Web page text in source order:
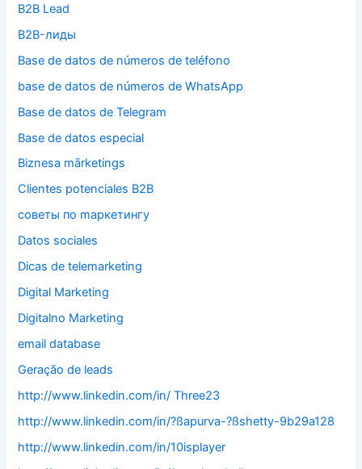
B2B Lead
B2B-лиды
Base de datos de números de teléfono
base de datos de números de WhatsApp
Base de datos de Telegram
Base de datos especial
Biznesa mārketings
Clientes potenciales B2B
cоветы по mаркетингу
Datos sociales
Dicas de telemarketing
Digital Marketing
Digitalno Marketing
email database
Geração de leads
http://www.linkedin.com/in/ Three23
http://www.linkedin.com/in/?ßapurva-?ßshetty-9b29a128
http://www.linkedin.com/in/10isplayer